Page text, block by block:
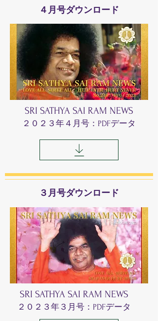
​４月号ダウンロード
SRI SATHYA SAI RAM NEWS
​２０２３年４ 月号：PDFデータ
​３月号ダウンロード
SRI SATHYA SAI RAM NEWS
​２０２３年３ 月号：PDFデータ